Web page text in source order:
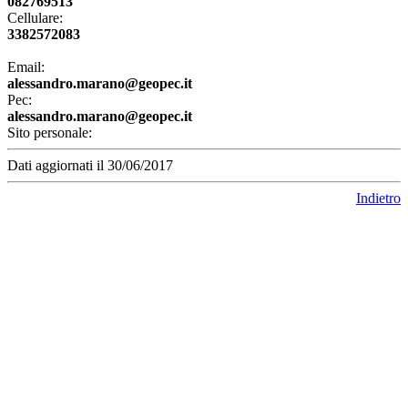
Cellulare:
3382572083
Email:
alessandro.marano@geopec.it
Pec:
alessandro.marano@geopec.it
Sito personale:
Dati aggiornati il 30/06/2017
Indietro